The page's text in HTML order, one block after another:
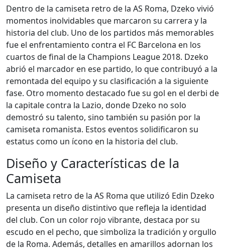
Dentro de la camiseta retro de la AS Roma, Dzeko vivió
momentos inolvidables que marcaron su carrera y la
historia del club. Uno de los partidos más memorables
fue el enfrentamiento contra el FC Barcelona en los
cuartos de final de la Champions League 2018. Dzeko
abrió el marcador en ese partido, lo que contribuyó a la
remontada del equipo y su clasificación a la siguiente
fase. Otro momento destacado fue su gol en el derbi de
la capitale contra la Lazio, donde Dzeko no solo
demostró su talento, sino también su pasión por la
camiseta romanista. Estos eventos solidificaron su
estatus como un ícono en la historia del club.
Diseño y Características de la
Camiseta
La camiseta retro de la AS Roma que utilizó Edin Dzeko
presenta un diseño distintivo que refleja la identidad
del club. Con un color rojo vibrante, destaca por su
escudo en el pecho, que simboliza la tradición y orgullo
de la Roma. Además, detalles en amarillos adornan los